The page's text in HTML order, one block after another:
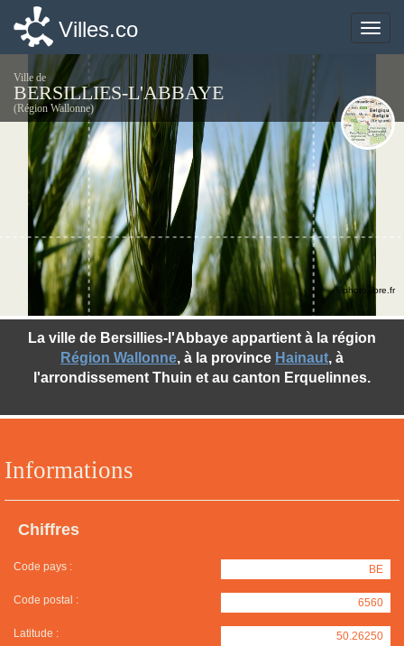
Toggle
Villes.co
Ville de
BERSILLIES-L'ABBAYE
(Région Wallonne)
Informations
Chiffres
Code pays : BE
Code postal : 6560
Latitude : 50.26250
La ville de Bersillies-l'Abbaye appartient à la région
Région Wallonne, à la province Hainaut, à
l'arrondissement Thuin et au canton Erquelinnes.
©photo-libre.fr
Toggle
Villes.co